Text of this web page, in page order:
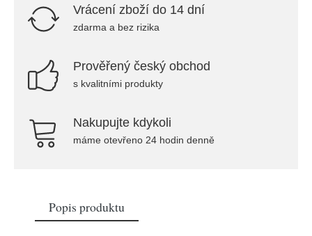
Vrácení zboží do 14 dní
zdarma a bez rizika
Prověřený český obchod
s kvalitními produkty
Nakupujte kdykoli
máme otevřeno 24 hodin denně
Popis produktu